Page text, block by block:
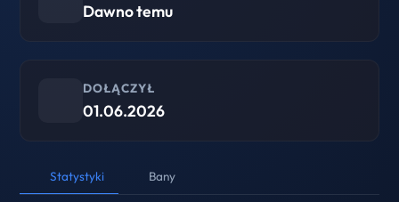
Dawno temu
DOŁĄCZYŁ
01.06.2026
Statystyki Bany